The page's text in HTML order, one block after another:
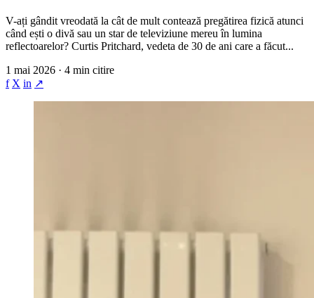
V-ați gândit vreodată la cât de mult contează pregătirea fizică atunci
când ești o divă sau un star de televiziune mereu în lumina
reflectoarelor? Curtis Pritchard, vedeta de 30 de ani care a făcut...
1 mai 2026 · 4 min citire
f X in ↗